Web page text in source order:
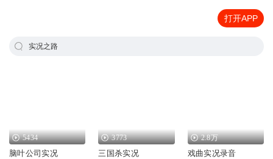
打开APP
实况之路
5434
脑叶公司实况
3773
三国杀实况
2.8万
戏曲实况录音